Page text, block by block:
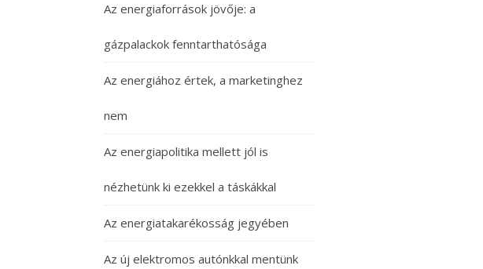
Az energiaforrások jövője: a
gázpalackok fenntarthatósága
Az energiához értek, a marketinghez
nem
Az energiapolitika mellett jól is
nézhetünk ki ezekkel a táskákkal
Az energiatakarékosság jegyében
Az új elektromos autónkkal mentünk